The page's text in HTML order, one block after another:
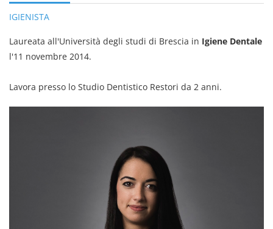
IGIENISTA
Laureata all'Università degli studi di Brescia in Igiene Dentale
l'11 novembre 2014.
Lavora presso lo Studio Dentistico Restori da 2 anni.